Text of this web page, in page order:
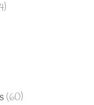
(60)